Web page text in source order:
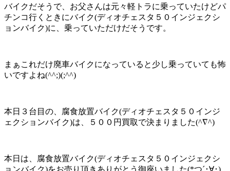
バイクだそうで、お父さんは元々軽トラに乗っていたけどパ
チンコ行くときにバイク(ディオチェスタ５０インジェクシ
ョンバイク)に、乗っていただけだそうです。
まぁこれだけ廃車バイクになっていると少し乗っていても怖
いですよね(^^;)(;^^)
本日３台目の、腐食放置バイク(ディオチェスタ５０インジ
ェクションバイク)は、５００円買取で決まりました(^∇^)
本日は、腐食放置バイク(ディオチェスタ５０インジェクシ
ョンバイク)をお売り頂きありがとう御座いました(*つ´･∀･)